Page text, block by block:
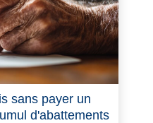
sans payer un
d'abattements